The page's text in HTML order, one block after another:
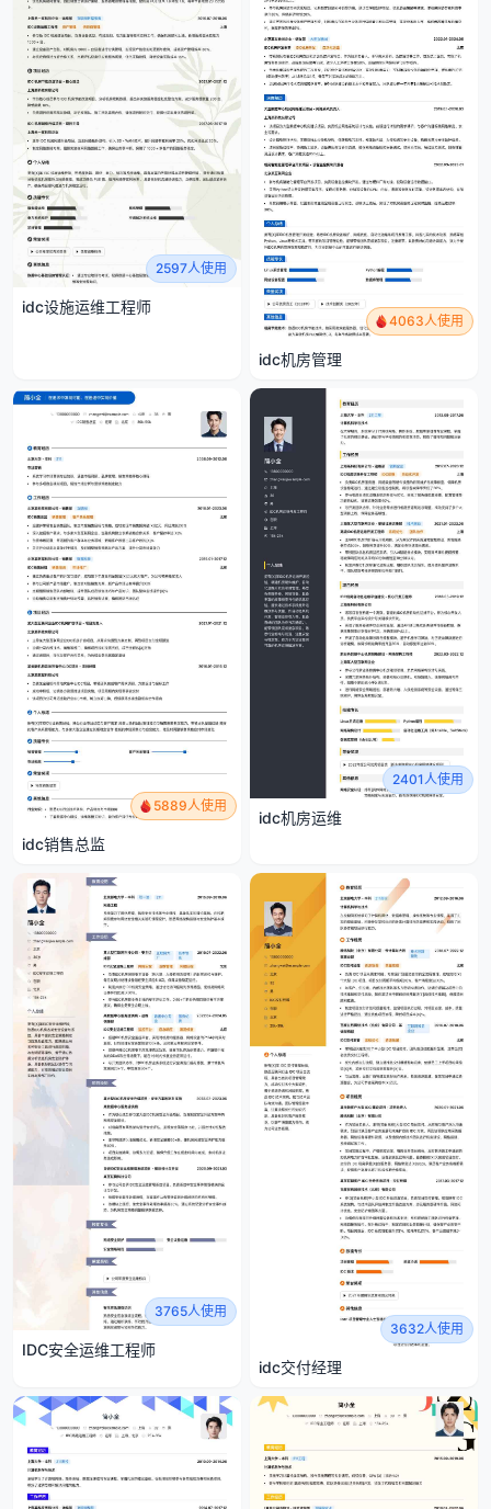
2597人使用
idc设施运维工程师
4063人使用
idc机房管理
5889人使用
idc销售总监
2401人使用
idc机房运维
3765人使用
IDC安全运维工程师
3632人使用
idc交付经理